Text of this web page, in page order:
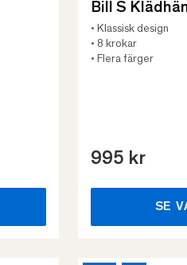
Bill S
• Klassisk design
• 8 krokar
• Flera färger
995 kr
SE